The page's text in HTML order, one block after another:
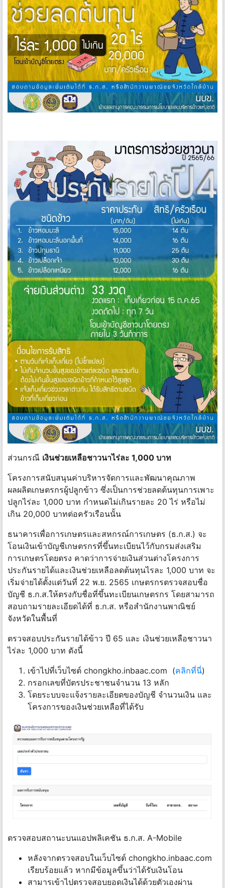
ส่วนกรณี เงินช่วยเหลือชาวนาไร่ละ 1,000 บาท
โครงการสนับสนุนค่าบริหารจัดการและพัฒนาคุณภาพ
ผลผลิตเกษตรกรผู้ปลูกข้าว ซึ่งเป็นการช่วยลดต้นทุนการเพาะ
ปลูกไร่ละ 1,000 บาท กำหนดไม่เกินรายละ 20 ไร่ หรือไม่
เกิน 20,000 บาทต่อครัวเรือนนั้น
ธนาคารเพื่อการเกษตรและสหกรณ์การเกษตร (ธ.ก.ส.) จะ
โอนเงินเข้าบัญชีเกษตรกรที่ขึ้นทะเบียนไว้กับกรมส่งเสริม
การเกษตรโดยตรง คาดว่าการจ่ายเงินส่วนต่างโครงการ
ประกันรายได้และเงินช่วยเหลือลดต้นทุนไรละ 1,000 บาท จะ
เริ่มจ่ายได้ตั้งแต่วันที่ 22 พ.ย. 2565 เกษตรกรตรวจสอบชื่อ
บัญชี ธ.ก.ส.ให้ตรงกับชื่อที่ขึ้นทะเบียนเกษตรกร โดยสามารถ
สอบถามรายละเอียดได้ที่ ธ.ก.ส. หรือสำนักงานพาณิชย์
จังหวัดในพื้นที่
ตรวจสอบประกันรายได้ข้าว ปี 65 และ เงินช่วยเหลือชาวนา
ไร่ละ 1,000 บาท ดังนี้
เข้าไปที่เว็บไซต์ chongkho.inbaac.com (คลิกที่นี่)
กรอกเลขที่บัตรประชาชนจำนวน 13 หลัก
โดยระบบจะแจ้งรายละเอียดของบัญชี จํานวนเงิน และ
โครงการของเงินช่วยเหลือที่ได้รับ
ตรวจสอบสถานะบนแอปพลิเคชัน ธ.ก.ส. A-Mobile
หลังจากตรวจสอบในเว็บไซต์ chongkho.inbaac.com
เรียบร้อยแล้ว หากมีข้อมูลขึ้นว่าได้รับเงินโอน
สามารเข้าไปตรวจสอบยอดเงินได้ด้วยตัวเองผ่าน